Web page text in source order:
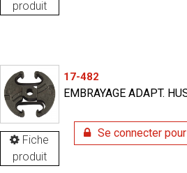
produit
Fiche
produit
17-482
EMBRAYAGE ADAPT.
Se connecter